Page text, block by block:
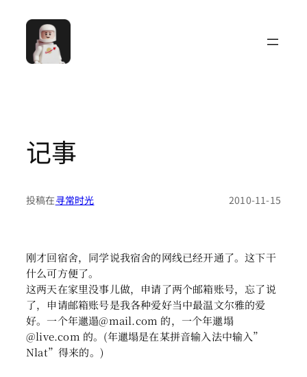
记事
投稿在寻常时光 2010-11-15
刚才回宿舍，同学说我宿舍的网线已经开通了。这下干
什么可方便了。
这两天在家里没事儿做，申请了两个邮箱账号，忘了说
了，申请邮箱账号是我各种爱好当中最温文尔雅的爱
好。一个年邋遢@mail.com 的，一个年邋塌
@live.com 的。(年邋塌是在某拼音输入法中输入”
Nlat”得来的。)